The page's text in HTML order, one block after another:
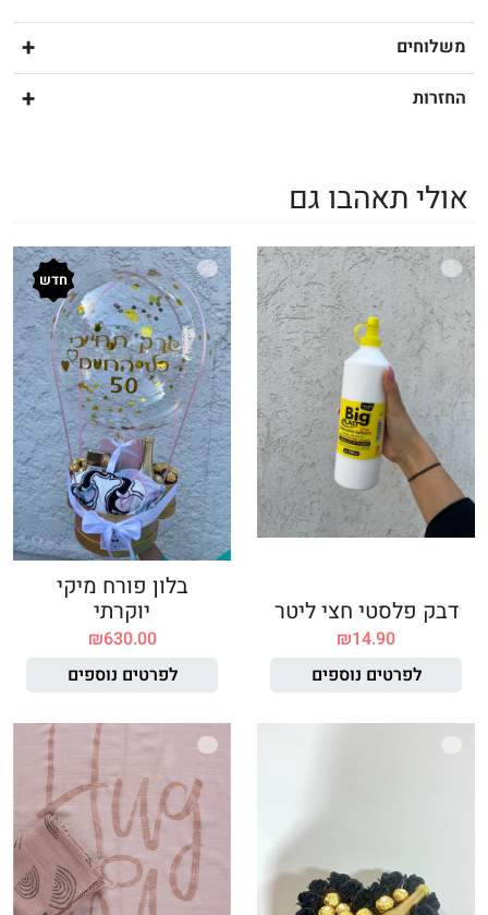
משלוחים
החזרות
אולי תאהבו גם
דבק פלסטי חצי ליטר
₪14.90
לפרטים נוספים
חדש
בלון פורח מיקי
יוקרתי
₪630.00
לפרטים נוספים